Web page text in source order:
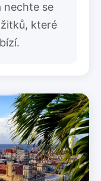
nechte se
které